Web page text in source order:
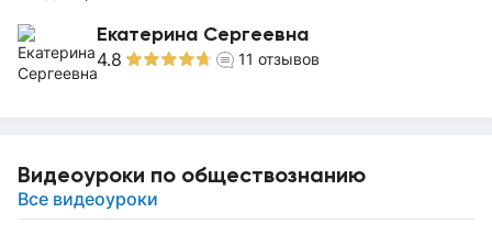
Екатерина Сергеевна
4.8 11 отзывов
Видеоуроки по обществознанию
Все видеоуроки